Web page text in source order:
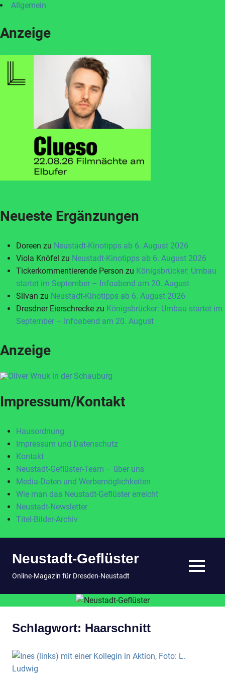
Allgemein
Anzeige
Neueste Ergänzungen
Doreen zu Neustadt-Kinotipps ab 6. August 2026
Viola Knöfel zu Neustadt-Kinotipps ab 6. August 2026
Tickerkommentierende Person zu Königsbrücker: Umbau
startet im September – Infoabend am 20. August
Silvan zu Neustadt-Kinotipps ab 6. August 2026
Dresdner Eierschrecke zu Königsbrücker: Umbau startet im
September – Infoabend am 20. August
Anzeige
Impressum/Kontakt
Hausordnung
Impressum und Datenschutz
Kontakt
Neustadt-Geflüster-Team – über uns
Media-Daten und Werbemöglichkeiten
Wie man das Neustadt-Geflüster erreicht
Neustadt-Newsletter
Titel-Bilder-Archiv
InhaltNeustadt-Geflüster
Online-Magazin für Dresden-Neustadt MENÜ
Schlagwort: Haarschnitt